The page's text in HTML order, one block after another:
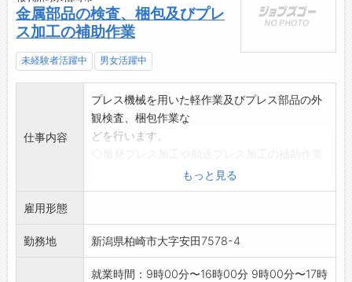
金属部品の検査、梱包及びプレ
ス加工の補助作業
未経験者活躍中 男女活躍中
仕事内容
プレス機械を用いた軽作業及びプレス部品の外
観検査、梱包作業な
どを行います。
◇キズ等がないか目視による外観検査
◇梱包仕様書に基づいた箱詰め作業
※事業拡大の為の人材募集を行っています。
※【応募前職場見学可能】(事前連絡必要)
実際に作業を体験して判断することもできま
もっと見る
雇用形態
勤務地 新潟県柏崎市大字安田7578-4
就業時間：9時00分〜16時00分 9時00分〜17時